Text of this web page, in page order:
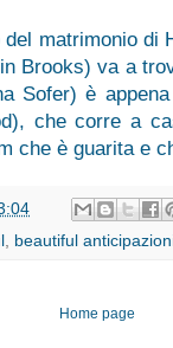
matrimonio di
Brooks) va a
Sofer) è
che corre a
che è guarita e
beautiful
Home page